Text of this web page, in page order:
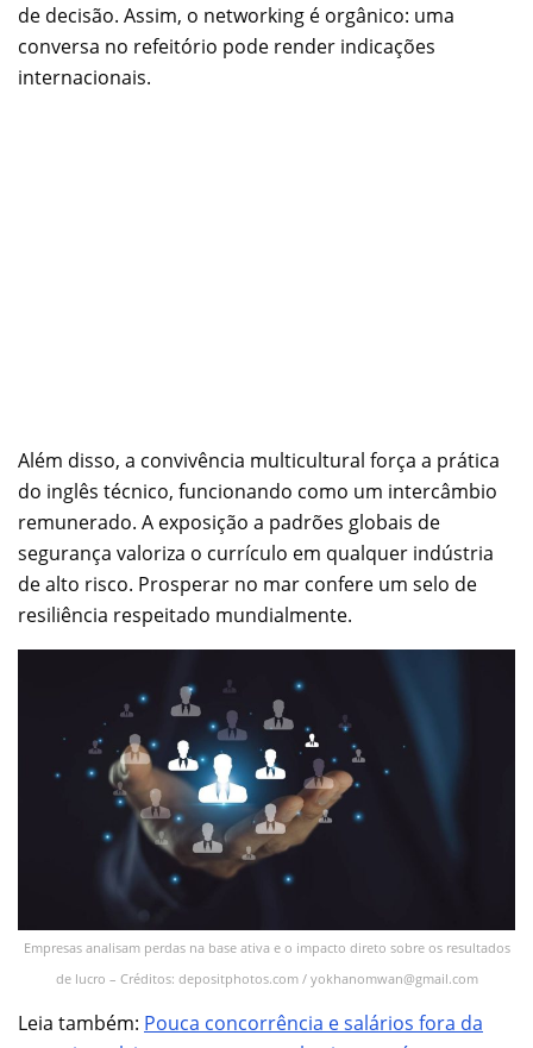
de decisão. Assim, o networking é orgânico: uma
conversa no refeitório pode render indicações
internacionais.
Além disso, a convivência multicultural força a prática
do inglês técnico, funcionando como um intercâmbio
remunerado. A exposição a padrões globais de
segurança valoriza o currículo em qualquer indústria
de alto risco. Prosperar no mar confere um selo de
resiliência respeitado mundialmente.
Empresas analisam perdas na base ativa e o impacto direto sobre os resultados
de lucro – Créditos: depositphotos.com / yokhanomwan@gmail.com
Leia também: Pouca concorrência e salários fora da